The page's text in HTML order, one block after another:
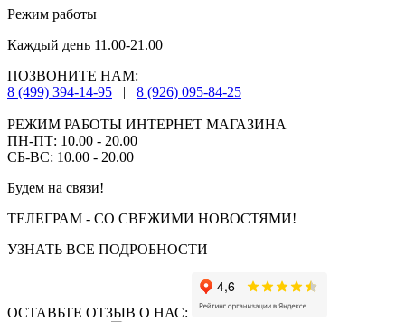
Режим работы
Каждый день 11.00-21.00
ПОЗВОНИТЕ НАМ:
8 (499) 394-14-95
| 8 (926) 095-84-25
РЕЖИМ РАБОТЫ ИНТЕРНЕТ МАГАЗИНА
ПН-ПТ: 10.00 - 20.00
СБ-ВС: 10.00 - 20.00
Будем на связи!
ТЕЛЕГРАМ - СО СВЕЖИМИ НОВОСТЯМИ!
УЗНАТЬ ВСЕ ПОДРОБНОСТИ
ОСТАВЬТЕ ОТЗЫВ О НАС: